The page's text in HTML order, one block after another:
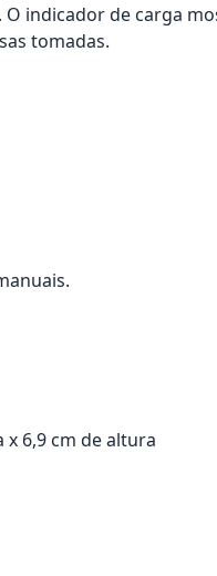
indicador de carga
tomadas.
6,9 cm de altura